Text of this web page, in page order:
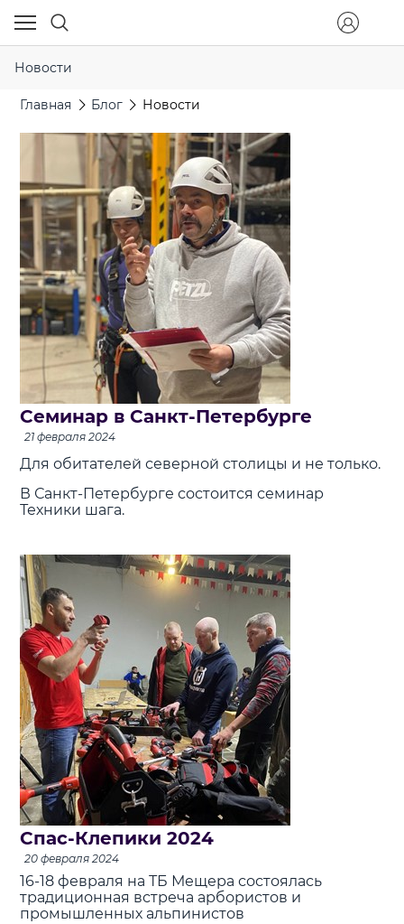
Новости
Главная Блог Новости
Семинар в Санкт-Петербурге
21 февраля 2024
Для обитателей северной столицы и не только.
В Санкт-Петербурге состоится семинар
Техники шага.
Спас-Клепики 2024
20 февраля 2024
16-18 февраля на ТБ Мещера состоялась
традиционная встреча арбористов и
промышленных альпинистов